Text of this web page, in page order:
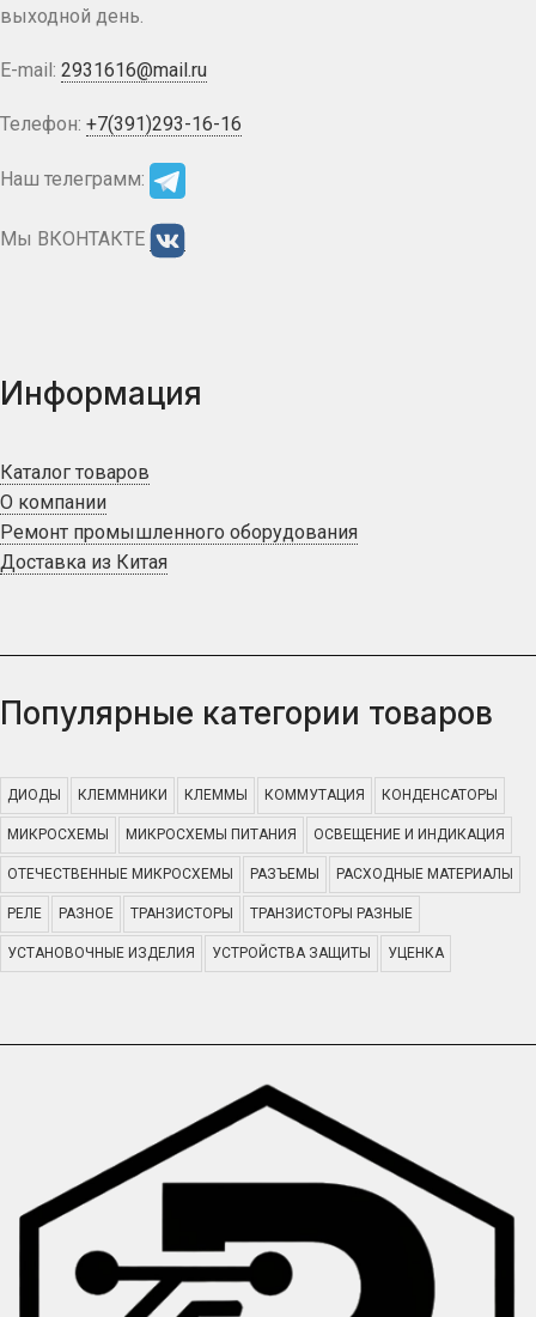
выходной день.
E-mail: 2931616@mail.ru
Телефон: +7(391)293-16-16
Наш телеграмм:
Мы ВКОНТАКТЕ
Информация
Каталог товаров
О компании
Ремонт промышленного оборудования
Доставка из Китая
Популярные категории товаров
ДИОДЫ КЛЕММНИКИ КЛЕММЫ КОММУТАЦИЯ КОНДЕНСАТОРЫ
МИКРОСХЕМЫ МИКРОСХЕМЫ ПИТАНИЯ ОСВЕЩЕНИЕ И ИНДИКАЦИЯ
ОТЕЧЕСТВЕННЫЕ МИКРОСХЕМЫ РАЗЪЕМЫ РАСХОДНЫЕ МАТЕРИАЛЫ
РЕЛЕ РАЗНОЕ ТРАНЗИСТОРЫ ТРАНЗИСТОРЫ РАЗНЫЕ
УСТАНОВОЧНЫЕ ИЗДЕЛИЯ УСТРОЙСТВА ЗАЩИТЫ УЦЕНКА